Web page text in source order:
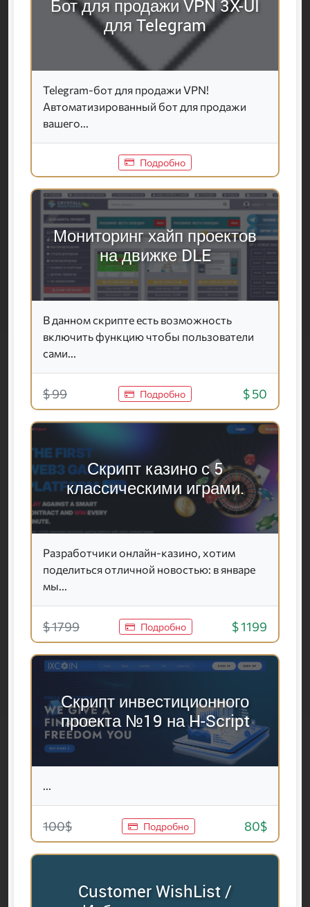
Бот для продажи VPN 3X-UI
для Telegram
Telegram-бот для продажи VPN!
Автоматизированный бот для продажи
вашего...
Подробно
Мониторинг хайп проектов
на движке DLE
В данном скрипте есть возможность
включить функцию чтобы пользователи
сами...
$ 99 Подробно $ 50
Скрипт казино с 5
классическими играми.
Разработчики онлайн-казино, хотим
поделиться отличной новостью: в январе
мы...
$ 1799 Подробно $ 1199
Скрипт инвестиционного
проекта №19 на H-Script
...
100$ Подробно 80$
Customer WishList /